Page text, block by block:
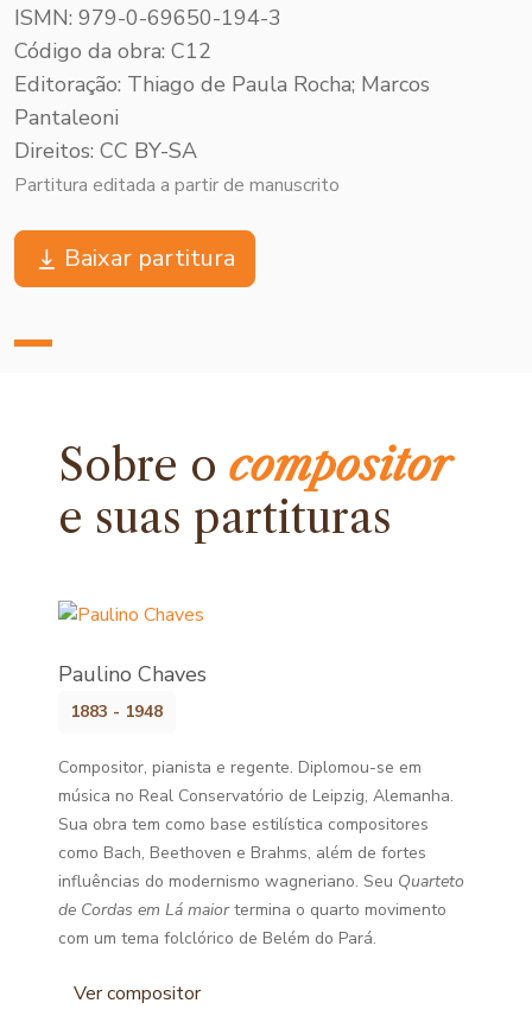
ISMN: 979-0-69650-194-3
Código da obra: C12
Editoração: Thiago de Paula Rocha; Marcos
Pantaleoni
Direitos: CC BY-SA
Partitura editada a partir de manuscrito
Baixar partitura
Sobre ocompositor
e suas partituras
Paulino Chaves
1883 - 1948
Compositor, pianista e regente. Diplomou-se em
música no Real Conservatório de Leipzig, Alemanha.
Sua obra tem como base estilística compositores
como Bach, Beethoven e Brahms, além de fortes
influências do modernismo wagneriano. Seu Quarteto
de Cordas em Lá maiortermina o quarto movimento
com um tema folclórico de Belém do Pará.
Ver compositor